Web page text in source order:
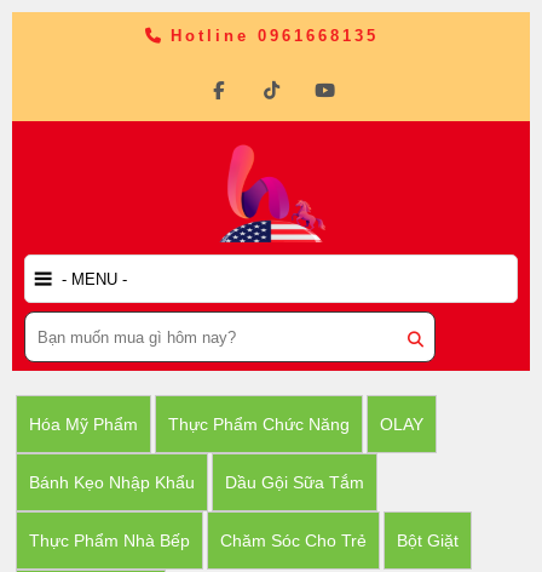
Hotline 0961668135
Hóa Mỹ Phẩm Thực Phẩm Chức Năng OLAY
Bánh Kẹo Nhập Khẩu Dầu Gội Sữa Tắm
Thực Phẩm Nhà Bếp Chăm Sóc Cho Trẻ Bột Giặt